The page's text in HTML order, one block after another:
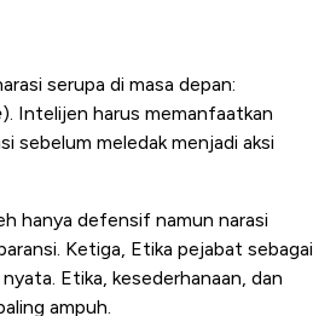
serupa di masa depan:
). Intelijen harus memanfaatkan
sebelum meledak menjadi aksi
hanya defensif namun narasi
Ketiga, Etika pejabat sebagai
Etika, kesederhanaan, dan
ampuh.